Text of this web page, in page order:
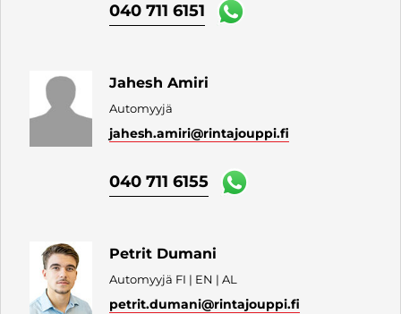
040 711 6151
Jahesh Amiri
Automyyjä
jahesh.amiri@rintajouppi.fi
040 711 6155
Petrit Dumani
Automyyjä FI | EN | AL
petrit.dumani@rintajouppi.fi